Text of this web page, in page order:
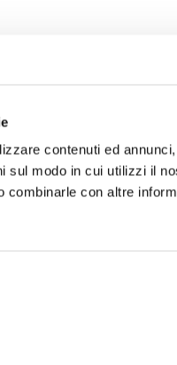
contenuti ed
sul modo in cui utilizzi il
combinarle con altre